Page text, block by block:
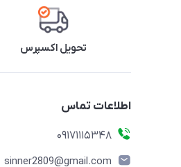
تحویل اکسپرس
اطلاعات تماس
09171115348
sinner2809@gmail.com